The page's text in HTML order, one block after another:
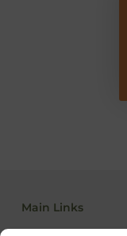
Main Links